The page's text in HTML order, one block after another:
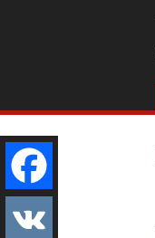
Facebook